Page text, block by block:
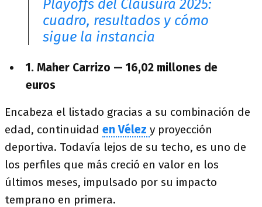
Playoffs del Clausura 2025:
cuadro, resultados y cómo
sigue la instancia
1. Maher Carrizo — 16,02 millones de
euros
Encabeza el listado gracias a su combinación de
edad, continuidad en Vélez y proyección
deportiva. Todavía lejos de su techo, es uno de
los perfiles que más creció en valor en los
últimos meses, impulsado por su impacto
temprano en primera.